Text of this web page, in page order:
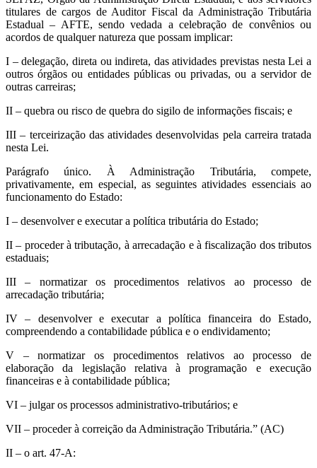
titulares de cargos de Auditor Fiscal da Administração Tributária
Estadual – AFTE, sendo vedada a celebração de convênios ou
acordos de qualquer natureza que possam implicar:
I – delegação, direta ou indireta, das atividades previstas nesta Lei a
outros órgãos ou entidades públicas ou privadas, ou a servidor de
outras carreiras;
II – quebra ou risco de quebra do sigilo de informações fiscais; e
III – terceirização das atividades desenvolvidas pela carreira tratada
nesta Lei.
Parágrafo único. À Administração Tributária, compete,
privativamente, em especial, as seguintes atividades essenciais ao
funcionamento do Estado:
I – desenvolver e executar a política tributária do Estado;
II – proceder à tributação, à arrecadação e à fiscalização dos tributos
estaduais;
III – normatizar os procedimentos relativos ao processo de
arrecadação tributária;
IV – desenvolver e executar a política financeira do Estado,
compreendendo a contabilidade pública e o endividamento;
V – normatizar os procedimentos relativos ao processo de
elaboração da legislação relativa à programação e execução
financeiras e à contabilidade pública;
VI – julgar os processos administrativo-tributários; e
VII – proceder à correição da Administração Tributária.” (AC)
II – o art. 47-A: